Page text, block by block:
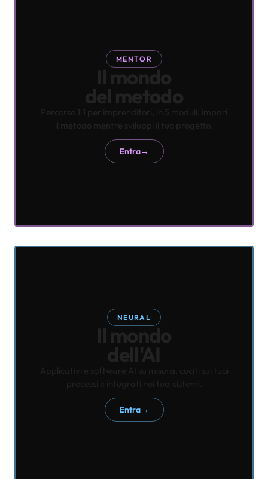
MENTOR
Entra→
NEURAL
Entra→